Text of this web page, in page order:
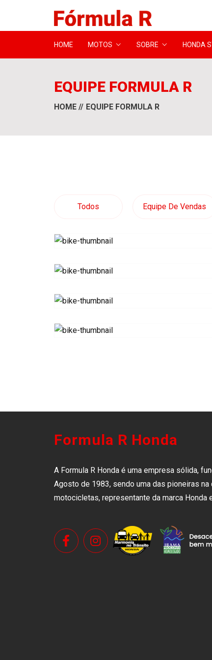
HOME MOTOS SOBRE HONDA
EQUIPE FORMULA R
HOME EQUIPE FORMULA R
Todos Equipe De Vendas
Formula R Honda
A Formula R Honda é uma empresa sólida,
Agosto de 1983, sendo uma das pioneiras
motocicletas, representante da marca Honda